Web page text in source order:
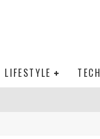
LIFESTYLE TECH